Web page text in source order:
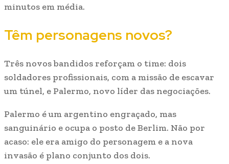
minutos em média.
Têm personagens novos?
Três novos bandidos reforçam o time: dois
soldadores profissionais, com a missão de escavar
um túnel, e Palermo, novo líder das negociações.
Palermo é um argentino engraçado, mas
sanguinário e ocupa o posto de Berlim. Não por
acaso: ele era amigo do personagem e a nova
invasão é plano conjunto dos dois.